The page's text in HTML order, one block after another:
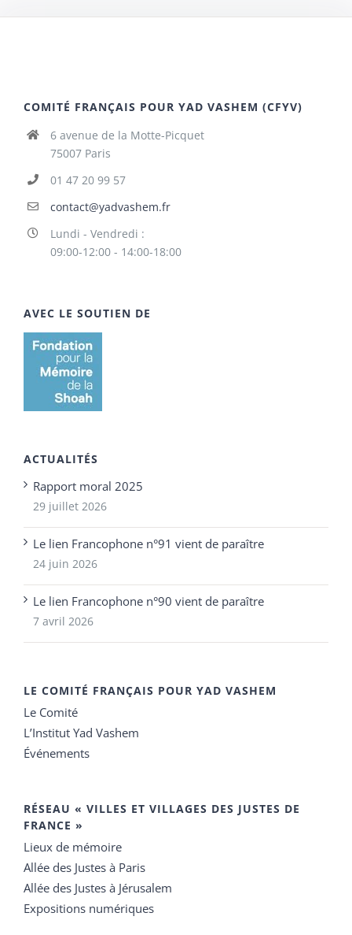
COMITÉ FRANÇAIS POUR YAD VASHEM (CFYV)
6 avenue de la Motte-Picquet
75007 Paris
01 47 20 99 57
contact@yadvashem.fr
Lundi - Vendredi :
09:00-12:00 - 14:00-18:00
AVEC LE SOUTIEN DE
ACTUALITÉS
Rapport moral 2025
29 juillet 2026
Le lien Francophone n°91 vient de paraître
24 juin 2026
Le lien Francophone n°90 vient de paraître
7 avril 2026
LE COMITÉ FRANÇAIS POUR YAD VASHEM
Le Comité
L’Institut Yad Vashem
Événements
RÉSEAU « VILLES ET VILLAGES DES JUSTES DE
FRANCE »
Lieux de mémoire
Allée des Justes à Paris
Allée des Justes à Jérusalem
Expositions numériques